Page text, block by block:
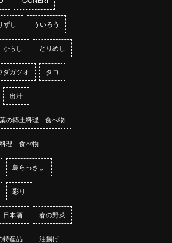
ずし ういろう
からし とりめし
ダガツオ タコ
出汁
の郷土料理 食べ物
理 食べ物
島らっきょ
彩り
日本酒 春の野菜
特産品 油揚げ